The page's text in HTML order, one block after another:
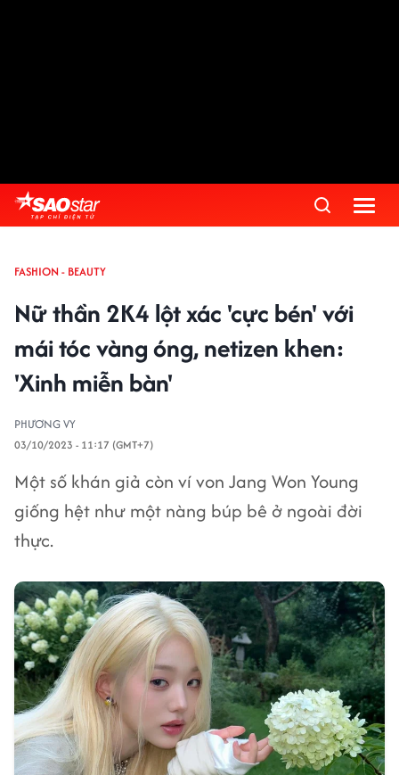
FASHION - BEAUTY
Nữ thần 2K4 lột xác 'cực bén' với
mái tóc vàng óng, netizen khen:
'Xinh miễn bàn'
PHƯƠNG VY
03/10/2023 - 11:17 (GMT+7)
Một số khán giả còn ví von Jang Won Young
giống hệt như một nàng búp bê ở ngoài đời
thực.